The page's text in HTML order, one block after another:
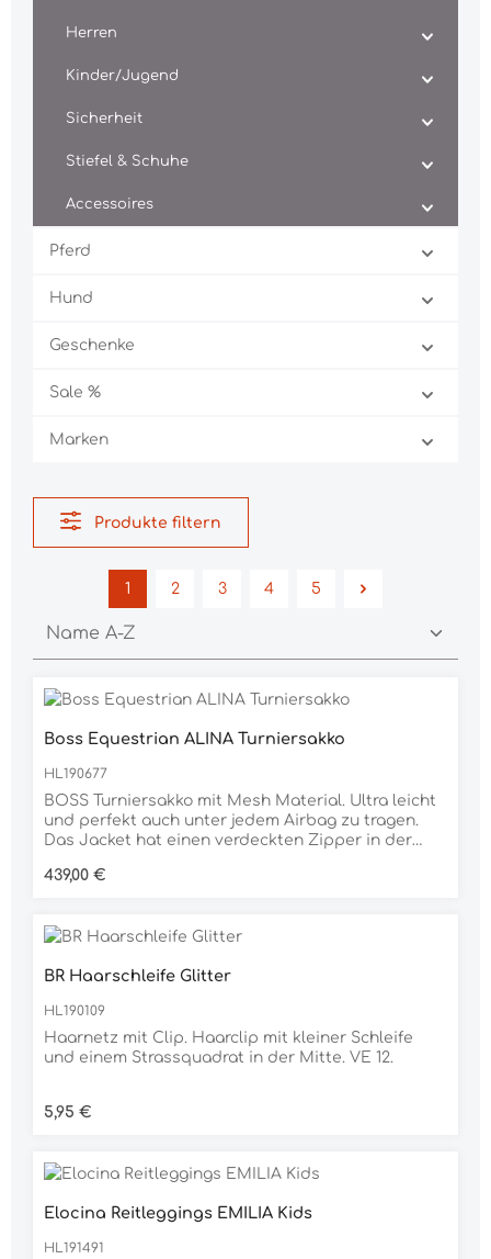
Herren
Kinder/Jugend
Sicherheit
Stiefel & Schuhe
Accessoires
Pferd
Hund
Geschenke
Sale %
Marken
Produkte filtern
Seite
1
Seite
2
Seite
3
Seite
4
Seite
5
Boss Equestrian ALINA Turniersakko
HL190677
BOSS Turniersakko mit Mesh Material. Ultra leicht
und perfekt auch unter jedem Airbag zu tragen.
Das Jacket hat einen verdeckten Zipper in der
linken Oberarm ist ein Fake Leder Patch mit BOSS
atmungsaktiv- Sonnenschutz- 4 Wege-Stretch-
POLYAMID / 26% ELASTAN
Regulärer Preis:
439,00 €
BR Haarschleife Glitter
HL190109
Haarnetz mit Clip. Haarclip mit kleiner Schleife
und einem Strassquadrat in der Mitte. VE 12.
Regulärer Preis:
5,95 €
Elocina Reitleggings EMILIA Kids
HL191491